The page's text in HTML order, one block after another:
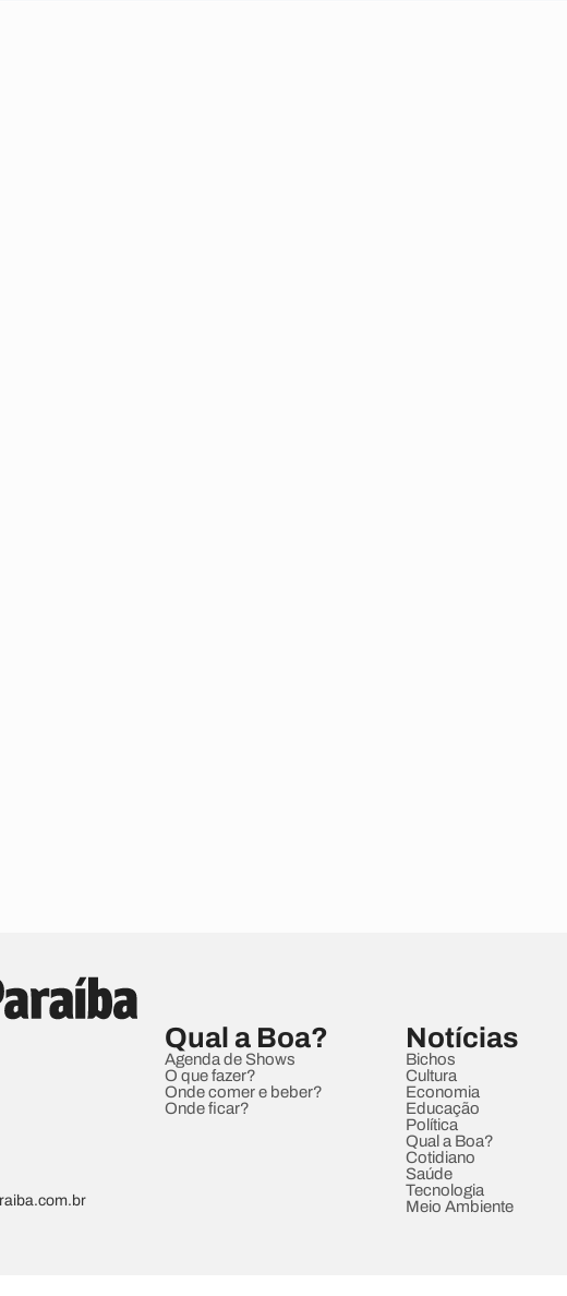
Qual a Boa?
Agenda de Shows
O que fazer?
Onde comer e beber?
Onde ficar?
Notícias
Bichos
Cultura
Economia
Educação
Política
Qual a Boa?
Cotidiano
Saúde
Tecnologia
Meio Ambiente